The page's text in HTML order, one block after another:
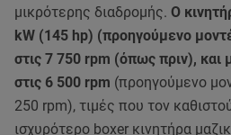
μικρότερης διαδρομής. Ο
kW (145 hp) (προηγούμενο
στις 7 750 rpm (όπως πριν), και
στις 6 500 rpm (προηγούμενο
250 rpm), τιμές που τον
ισχυρότερο boxer κινητήρα